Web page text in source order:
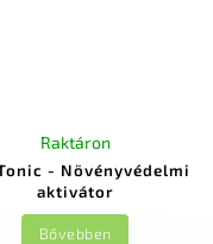
- Növényvédelmi
aktivátor
Raktáron
Bővebben